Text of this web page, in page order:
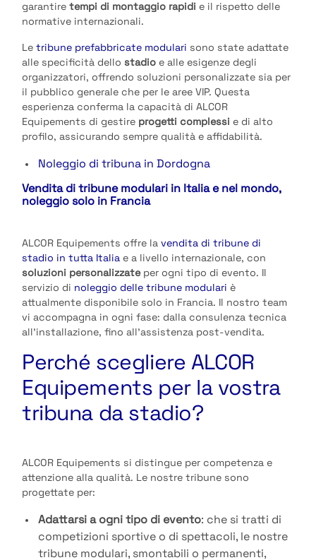
garantire tempi di montaggio rapidi e il rispetto delle
normative internazionali.
Le tribune prefabbricate modulari sono state adattate
alle specificità dello stadio e alle esigenze degli
organizzatori, offrendo soluzioni personalizzate sia per
il pubblico generale che per le aree VIP. Questa
esperienza conferma la capacità di ALCOR
Equipements di gestire progetti complessi e di alto
profilo, assicurando sempre qualità e affidabilità.
Noleggio di tribuna in Dordogna
Vendita di tribune modulari in Italia e nel mondo,
noleggio solo in Francia
ALCOR Equipements offre la vendita di tribune di
stadio in tutta Italia e a livello internazionale, con
soluzioni personalizzateper ogni tipo di evento. Il
servizio di noleggio delle tribune modulari è
attualmente disponibile solo in Francia. Il nostro team
vi accompagna in ogni fase: dalla consulenza tecnica
all’installazione, fino all’assistenza post-vendita.
Perché scegliere ALCOR
Equipements per la vostra
tribuna da stadio?
ALCOR Equipements si distingue per competenza e
attenzione alla qualità. Le nostre tribune sono
progettate per:
Adattarsi a ogni tipo di evento: che si tratti di
competizioni sportive o di spettacoli, le nostre
tribune modulari, smontabili o permanenti,